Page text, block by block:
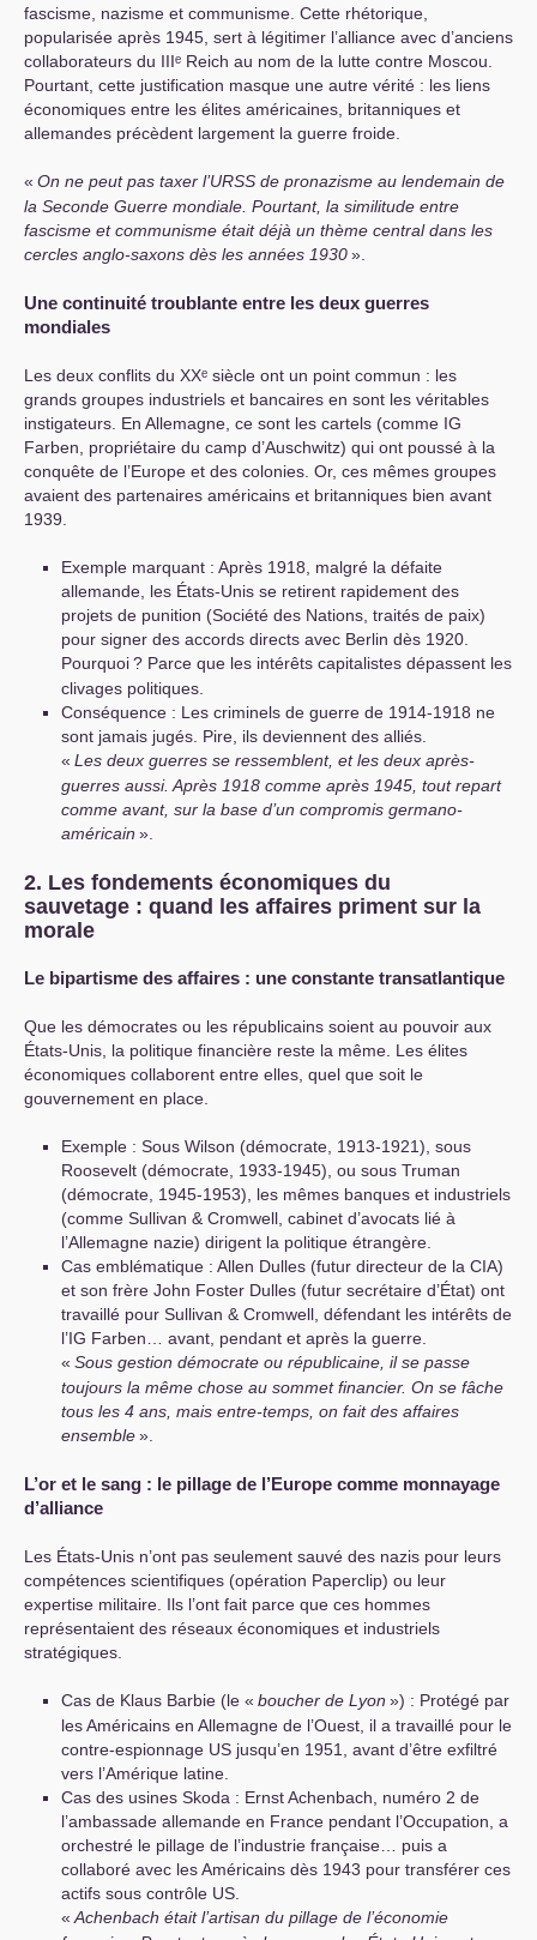
fascisme, nazisme et communisme. Cette rhétorique,
popularisée après 1945, sert à légitimer l’alliance avec d’anciens
collaborateurs du IIIᵉ Reich au nom de la lutte contre Moscou.
Pourtant, cette justification masque une autre vérité : les liens
économiques entre les élites américaines, britanniques et
allemandes précèdent largement la guerre froide.
« On ne peut pas taxer l’URSS de pronazisme au lendemain de
la Seconde Guerre mondiale. Pourtant, la similitude entre
fascisme et communisme était déjà un thème central dans les
cercles anglo-saxons dès les années 1930».
Une continuité troublante entre les deux guerres
mondiales
Les deux conflits du XXᵉ siècle ont un point commun : les
grands groupes industriels et bancaires en sont les véritables
instigateurs. En Allemagne, ce sont les cartels (comme IG
Farben, propriétaire du camp d’Auschwitz) qui ont poussé à la
conquête de l’Europe et des colonies. Or, ces mêmes groupes
avaient des partenaires américains et britanniques bien avant
1939.
Exemple marquant : Après 1918, malgré la défaite
allemande, les États-Unis se retirent rapidement des
projets de punition (Société des Nations, traités de paix)
pour signer des accords directs avec Berlin dès 1920.
Pourquoi? Parce que les intérêts capitalistes dépassent les
clivages politiques.
Conséquence : Les criminels de guerre de 1914-1918 ne
sont jamais jugés. Pire, ils deviennent des alliés.
« Les deux guerres se ressemblent, et les deux après-
guerres aussi. Après 1918 comme après 1945, tout repart
comme avant, sur la base d’un compromis germano-
américain ».
2. Les fondements économiques du
sauvetage : quand les affaires priment sur la
morale
Le bipartisme des affaires : une constante transatlantique
Que les démocrates ou les républicains soient au pouvoir aux
États-Unis, la politique financière reste la même. Les élites
économiques collaborent entre elles, quel que soit le
gouvernement en place.
Exemple : Sous Wilson (démocrate, 1913-1921), sous
Roosevelt (démocrate, 1933-1945), ou sous Truman
(démocrate, 1945-1953), les mêmes banques et industriels
(comme Sullivan & Cromwell, cabinet d’avocats lié à
l’Allemagne nazie) dirigent la politique étrangère.
Cas emblématique : Allen Dulles (futur directeur de la CIA)
et son frère John Foster Dulles (futur secrétaire d’État) ont
travaillé pour Sullivan & Cromwell, défendant les intérêts de
l’IG Farben… avant, pendant et après la guerre.
« Sous gestion démocrate ou républicaine, il se passe
toujours la même chose au sommet financier. On se fâche
tous les 4 ans, mais entre-temps, on fait des affaires
ensemble».
L’or et le sang : le pillage de l’Europe comme monnayage
d’alliance
Les États-Unis n’ont pas seulement sauvé des nazis pour leurs
compétences scientifiques (opération Paperclip) ou leur
expertise militaire. Ils l’ont fait parce que ces hommes
représentaient des réseaux économiques et industriels
stratégiques.
Cas de Klaus Barbie (le « boucher de Lyon ») : Protégé par
les Américains en Allemagne de l’Ouest, il a travaillé pour le
contre-espionnage US jusqu’en 1951, avant d’être exfiltré
vers l’Amérique latine.
Cas des usines Skoda : Ernst Achenbach, numéro 2 de
l’ambassade allemande en France pendant l’Occupation, a
orchestré le pillage de l’industrie française… puis a
collaboré avec les Américains dès 1943 pour transférer ces
actifs sous contrôle US
« Achenbach était l’artisan du pillage de l’économie